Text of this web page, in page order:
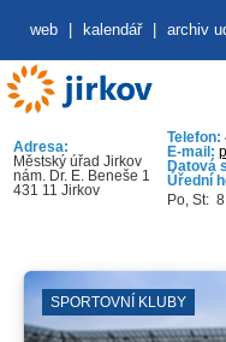
web kalendář archiv
Adresa:
Městský úřad Jirkov
nám. Dr. E. Beneše 1
431 11 Jirkov
Telefon:
E-mail:
Datová
Úřední
Po, St: 8
SPORTOVNÍ KLUBY